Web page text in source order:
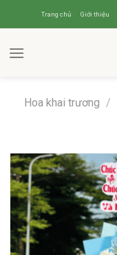
Trang chủ Giới thiệu
Hoa khai trương /